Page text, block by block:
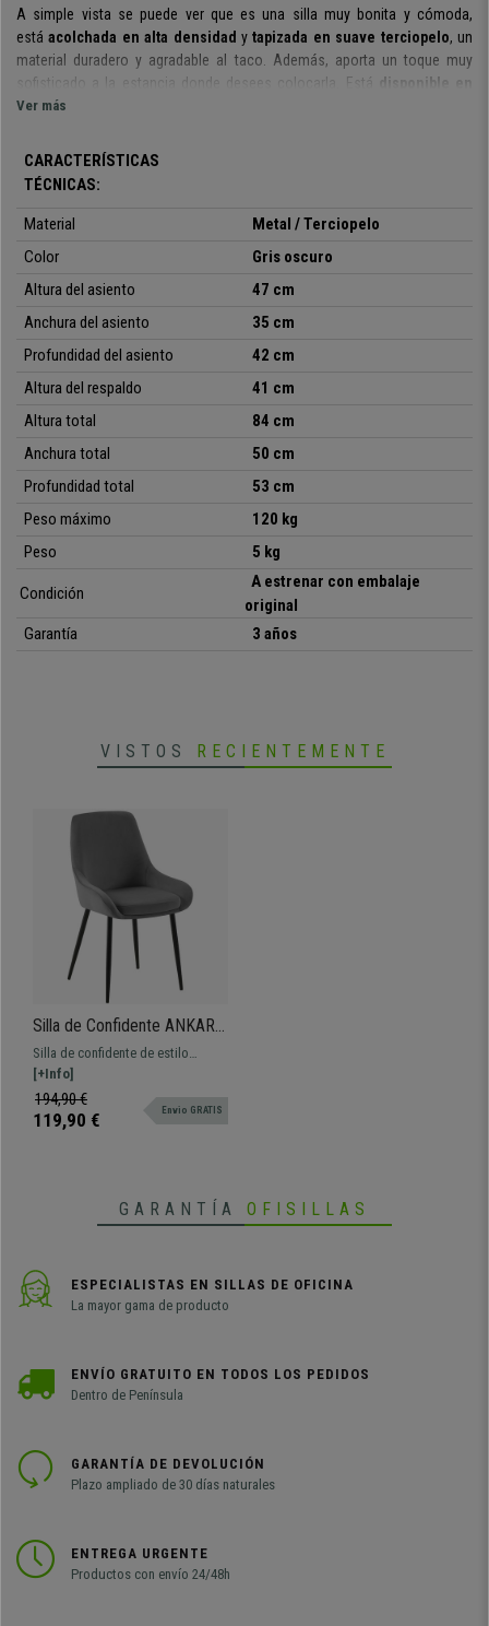
A simple vista se puede ver que es una silla muy bonita y cómoda,
está acolchada en alta densidad ytapizada en suave terciopelo, un
material duradero y agradable al taco. Además, aporta un toque muy
sofisticado a la estancia donde desees colocarla. Está
varios colores
perfecto para el uso diario.
Elagradable tapizado
proporcionan comodidad al usuario, lo que lo convierte en la elección
perfecta para tus visitas. Además de ser una silla
también cuenta con una estructura
robusta y sólida.
de metalnegro mate, muy resistente y estable, que puede soportar
Hablamos de un modelo que
combina un diseño elegante y moderno,
Ofisillas siempre te ofrecemos los mejores productos a precios
increibles!¡Aprovecha la oportunidad!
•Capacidad de carga hasta 120 kg
• Exclusivo diseño de estilo moderno
•Grueso y confortable acolchado
•Gran calidad de fabricación
Ver más
CARACTERÍSTICAS
TÉCNICAS:
Material
Metal /Terciopelo
Color
Gris oscuro
Altura del asiento
47 cm
Anchura del asiento
35 cm
Profundidad del asiento
42 cm
Altura del respaldo
41 cm
Altura total
84 cm
Anchura total
50 cm
Profundidad total
53 cm
Peso máximo
120 kg
Peso
5 kg
Condición
A estrenar con embalaje
original
Garantía
3 años
VISTOS RECIENTEMENTE
Silla de Confidente ANKARA,
Gran Comodidad, Exclusivo
Diseño, en Terciopelo color
Gris Oscuro
Silla de confidente de estilo
moderno y sofisticado. Con
grueso acolchado y fabricada con
materiales de primera calidad.
[+Info]
194,90 €
119,90 € Envio GRATIS
GARANTÍA OFISILLAS
ESPECIALISTAS EN SILLAS DE OFICINA
La mayor gama de producto
ENVÍO GRATUITO EN TODOS LOS PEDIDOS
Dentro de Península
GARANTÍA DE DEVOLUCIÓN
Plazo ampliado de 30 días naturales
ENTREGA URGENTE
Productos con envío 24/48h